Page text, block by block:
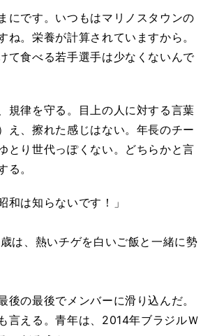
にです。いつもはマリノスタウンの
ね。栄養が計算されていますから。
て食べる若手選手は少なくないんで
規律を守る。目上の人に対する言葉
え、擦れた感じはない。年長のチー
とり世代っぽくない。どちらかと言
る。
和は知らないです！」
は、熱いチゲを白いご飯と一緒に勢
後の最後でメンバーに滑り込んだ。
言える。青年は、2014年ブラジルＷ